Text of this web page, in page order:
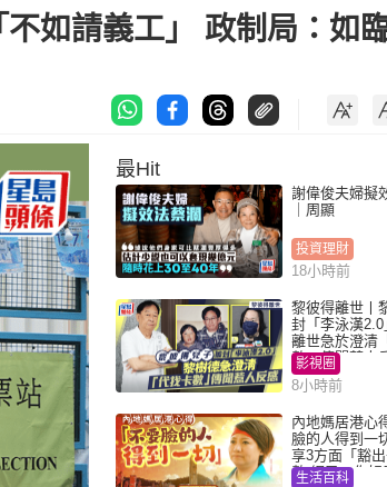
如請義工」 政制局：如
最Hit
謝偉俊夫婦擬
｜周顯
投資理財
18小時前
黎彼得離世丨
封「李泳漢
離世急於澄清
數」傳聞惹人
影視圈
8小時前
內地媽居港心
臉的人得到一
享3方面「豁出
數 網民：你好
生活百科